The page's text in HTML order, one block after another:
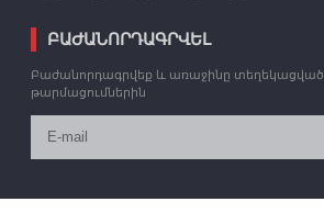
ԲԱԺԱՆՈՐԴԱԳՐՎԵԼ
Բաժանորդագրվեք և առաջինը տեղեկացված
թարմացումներին